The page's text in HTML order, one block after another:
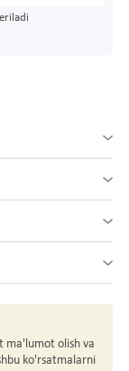
ma'lumot olish va
ko'rsatmalarni